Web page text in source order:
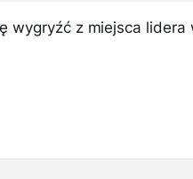
wygryźć z miejsca lidera